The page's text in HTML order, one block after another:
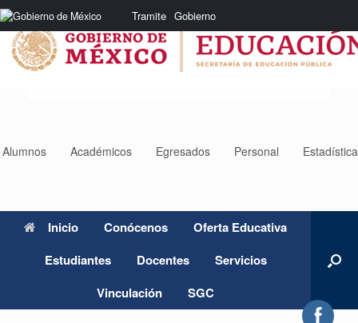
Nota:
este
sitio
web
incluye
Tramite Gobierno
Saltar
al
contenido
Alumnos Académicos Egresados Personal
Inicio Conócenos
Oferta Educativa
Estudiantes
Docentes
Servicios
Vinculación
SGC